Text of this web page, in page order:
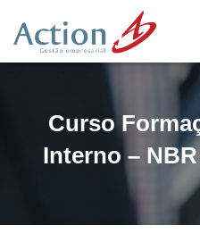
Curso
Interno –